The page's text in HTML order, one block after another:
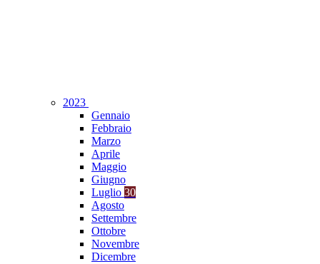
2023
Gennaio
Febbraio
Marzo
Aprile
Maggio
Giugno
Luglio 30
Agosto
Settembre
Ottobre
Novembre
Dicembre